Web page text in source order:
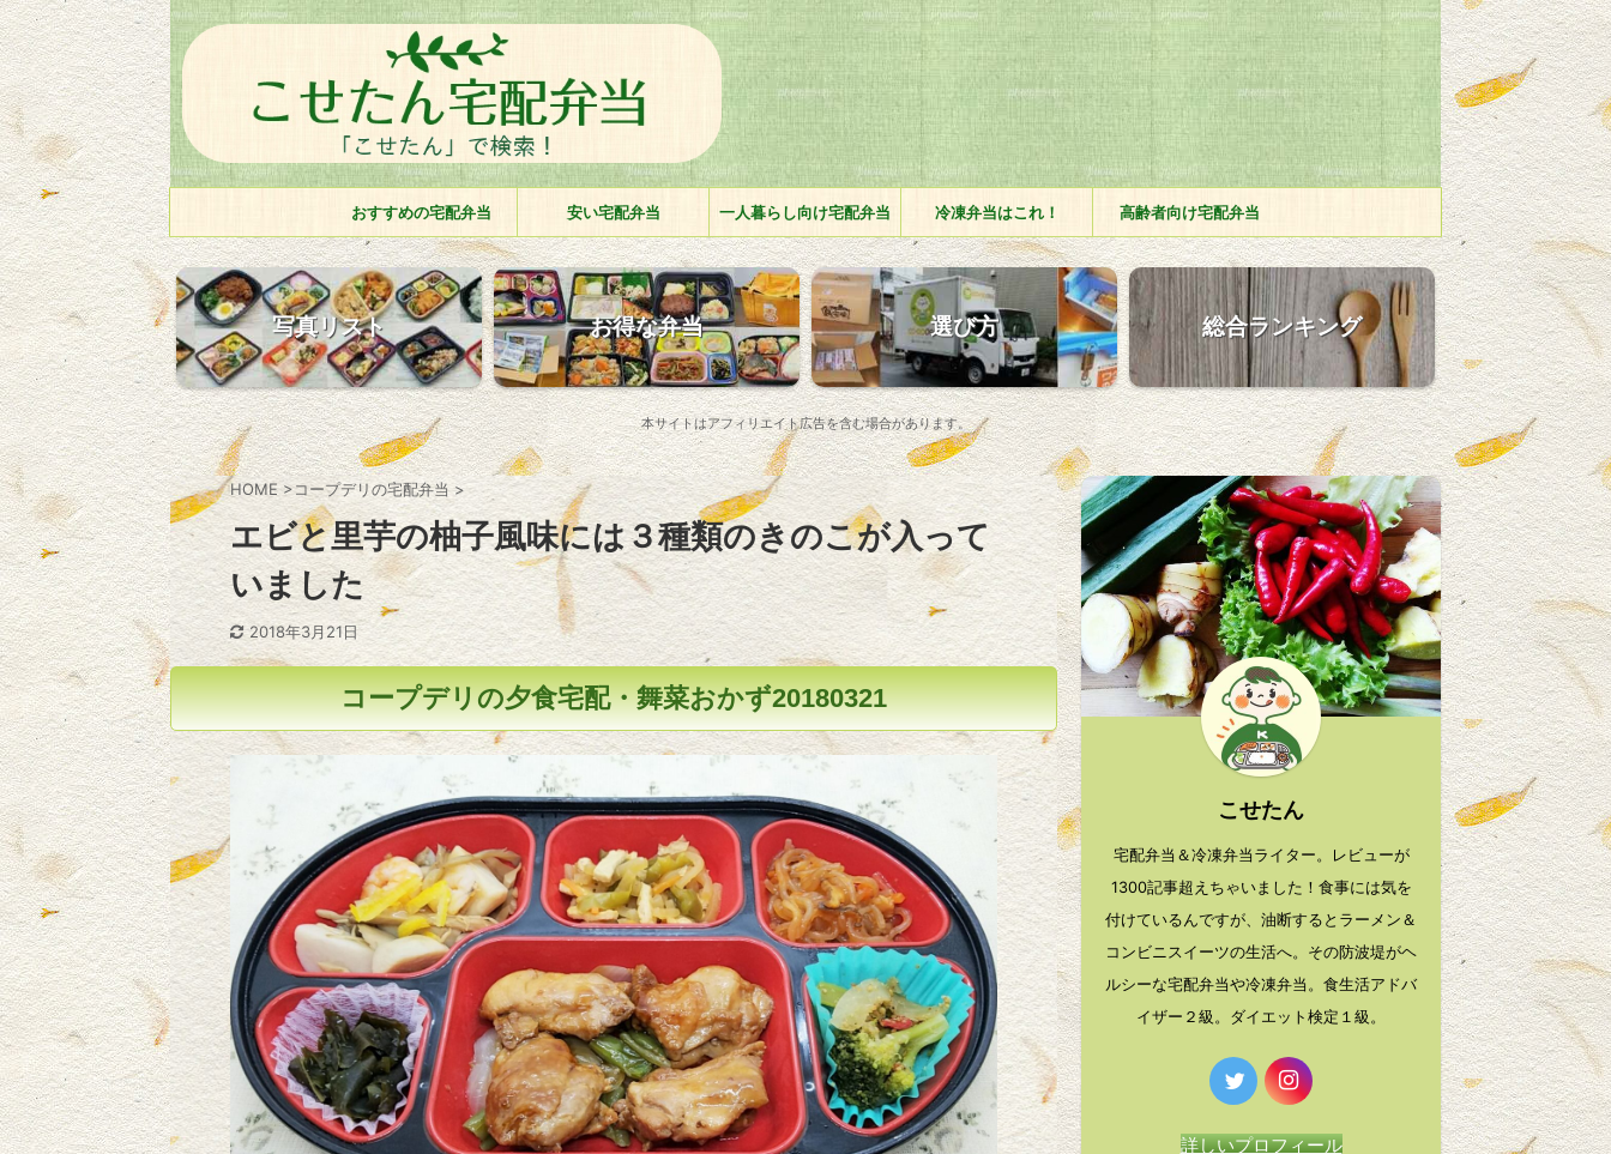
おすすめの宅配弁当 安い宅配弁当 一人暮らし向け宅配弁当 冷凍弁当はこれ！ 高齢者向け宅配弁当
写真リスト お得な弁当 選び方 総合ランキング
本サイトはアフィリエイト広告を含む場合があります。
HOME >コープデリの宅配弁当 >
エビと里芋の柚子風味には３種類のきのこが入って
いました
2018年3月21日
コープデリの夕食宅配・舞菜おかず20180321
こせたん
宅配弁当＆冷凍弁当ライター。レビューが
1300記事超えちゃいました！食事には気を
付けているんですが、油断するとラーメン＆
コンビニスイーツの生活へ。その防波堤がヘ
ルシーな宅配弁当や冷凍弁当。食生活アドバ
イザー２級。ダイエット検定１級。
詳しいプロフィール